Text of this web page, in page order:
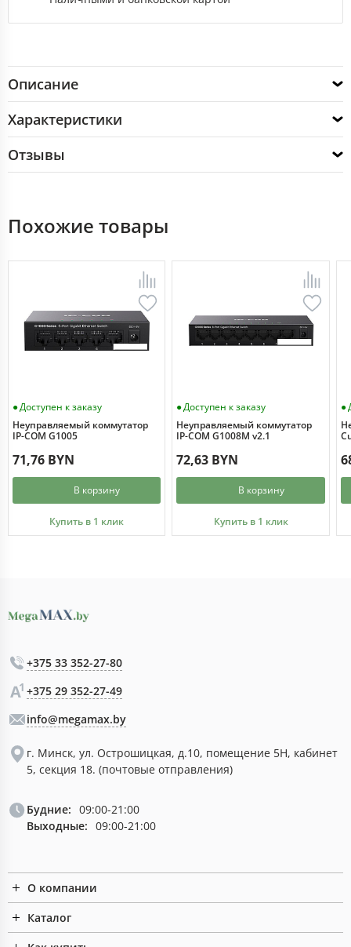
Описание
Характеристики
Отзывы
Похожие товары
Доступен к заказу
Неуправляемый коммутатор
IP-COM G1005
71,76 BYN
В корзину
Купить в 1 клик
Доступен к заказу
Неуправляемый коммутатор
IP-COM G1008M v2.1
72,63 BYN
В корзину
Купить в 1 клик
+375 33 352-27-80
+375 29 352-27-49
info@megamax.by
г. Минск, ул. Острошицкая, д.10, помещение 5Н, кабинет
5, секция 18. (почтовые отправления)
Будние: 09:00-21:00
Выходные: 09:00-21:00
О компании
Каталог